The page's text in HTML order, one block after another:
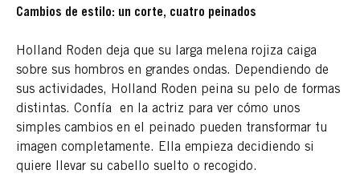
Cambios de estilo: un corte, cuatro peinados
Holland Roden deja que su larga melena rojiza caiga
sobre sus hombros en grandes ondas. Dependiendo de
sus actividades, Holland Roden peina su pelo de formas
distintas. Confía en la actriz para ver cómo unos
simples cambios en el peinado pueden transformar tu
imagen completamente. Ella empieza decidiendo si
quiere llevar su cabello suelto o recogido.